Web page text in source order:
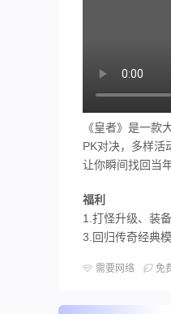
《皇者》是一款
PK对决，多样活
让你瞬间找回当
福利
1.打怪升级、装
3.回归传奇经典
需要网络 免